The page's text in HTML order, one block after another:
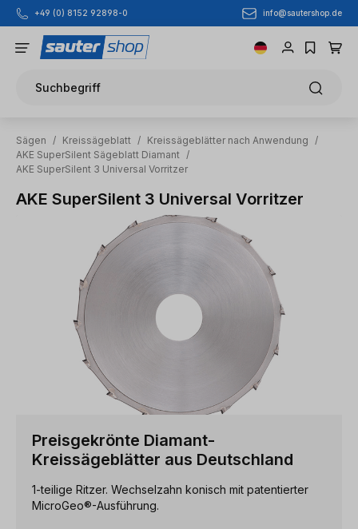
Zum Hauptinhalt springen
+49 (0) 8152 92898-0 info@sautershop.de
Suchbegriff
Sägen / Kreissägeblatt / Kreissägeblätter nach Anwendung
/
AKE SuperSilent Sägeblatt Diamant /
AKE SuperSilent 3 Universal Vorritzer
AKE SuperSilent 3 Universal Vorritzer
Preisgekrönte Diamant-
Kreissägeblätter aus Deutschland
1-teilige Ritzer. Wechselzahn konisch mit patentierter
MicroGeo®-Ausführung.